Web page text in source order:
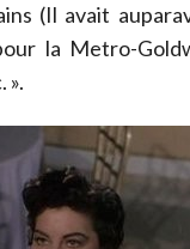
(Il avait
la Metro-
».